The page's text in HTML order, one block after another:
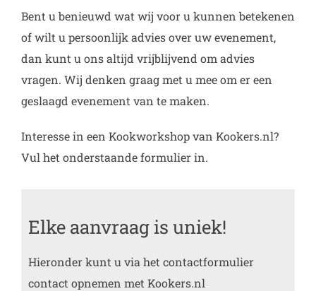
Bent u benieuwd wat wij voor u kunnen betekenen
of wilt u persoonlijk advies over uw evenement,
dan kunt u ons altijd vrijblijvend om advies
vragen. Wij denken graag met u mee om er een
geslaagd evenement van te maken.
Interesse in een Kookworkshop van Kookers.nl?
Vul het onderstaande formulier in.
Elke aanvraag is uniek!
Hieronder kunt u via het contactformulier
contact opnemen met Kookers.nl